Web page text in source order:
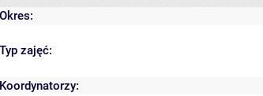
Okres:
Typ zajęć:
Koordynatorzy: